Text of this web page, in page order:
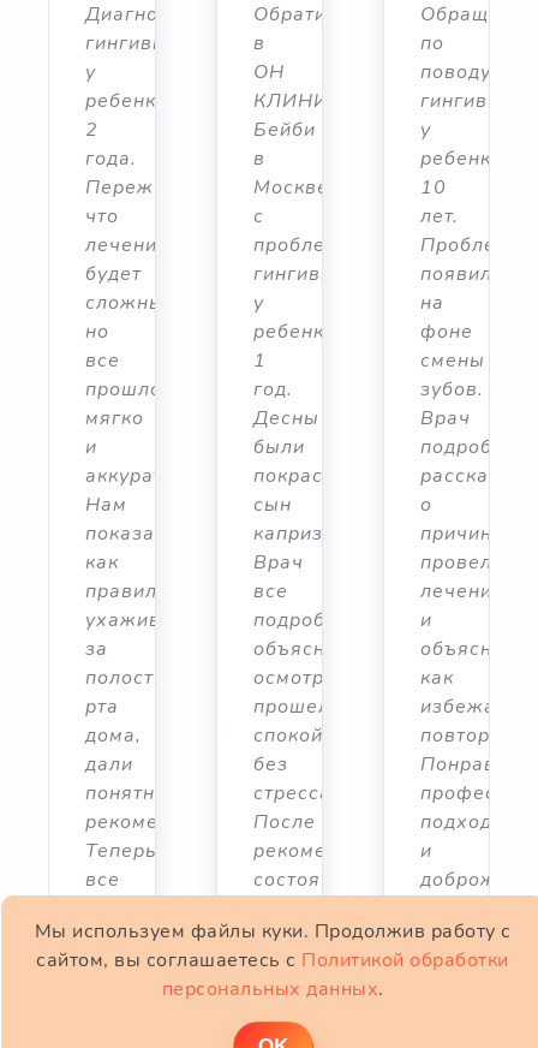
Диагностировали
гингивит
у
ребенка
2
года.
Переживали,
что
лечение
будет
сложным,
но
все
прошло
мягко
и
аккуратно.
Нам
показали,
как
правильно
ухаживать
за
полостью
рта
дома,
дали
понятные
рекомендации.
Теперь
все
Обратились
в
ОН
КЛИНИК
Бейби
в
Москве
с
проблемой
гингивита
у
ребенка
1
год.
Десны
были
покрасневшие,
сын
капризничал.
Врач
все
подробно
объяснил,
осмотр
прошел
спокойно,
без
стресса.
После
рекомендаций
состояние
улучшилось.
Очень
благодарны
за
по
поводу
гингивита
у
ребенка
10
лет.
Проблема
появилась
на
фоне
смены
зубов.
Врач
подробно
рассказал
о
причинах,
провел
лечение
и
объяснил,
как
избежать
подход
и
к
детям
Мы используем файлы куки. Продолжив работу с
сайтом, вы соглашаетесь с Политикой обработки
персональных данных.